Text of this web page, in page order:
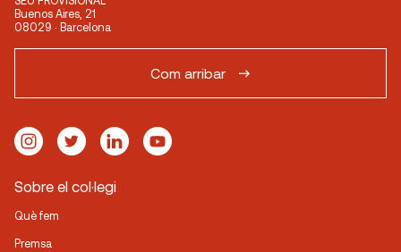
Buenos Aires, 21
08029 · Barcelona
Com arribar
Sobre el col·legi
Què fem
Premsa